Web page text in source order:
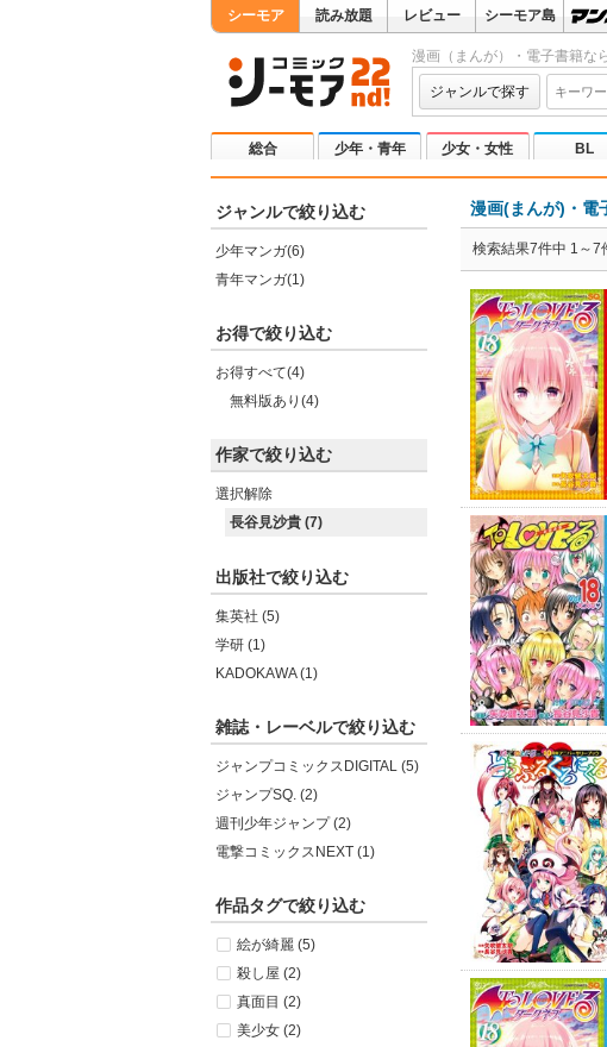
シーモア 読み放題 レビュー シーモア島
漫画（まんが）・電子書籍な
ジャンルで探す
総合 少年・青年 少女・女性 BL
ジャンルで絞り込む
少年マンガ(6)
青年マンガ(1)
お得で絞り込む
お得すべて(4)
無料版あり(4)
作家で絞り込む
選択解除
長谷見沙貴 (7)
出版社で絞り込む
集英社 (5)
学研 (1)
KADOKAWA (1)
雑誌・レーベルで絞り込む
ジャンプコミックスDIGITAL (5)
ジャンプSQ. (2)
週刊少年ジャンプ (2)
電撃コミックスNEXT (1)
作品タグで絞り込む
絵が綺麗 (5)
殺し屋 (2)
真面目 (2)
美少女 (2)
漫画(まんが)・電
検索結果7件中 1～7